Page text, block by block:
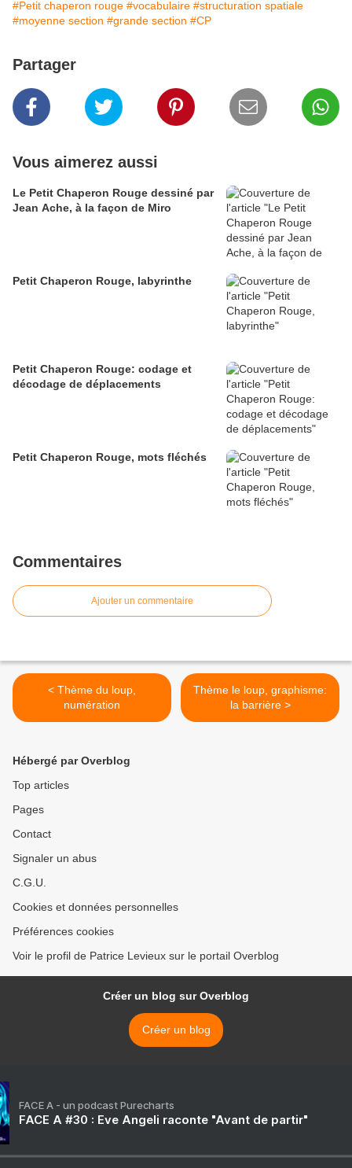
#Petit chaperon rouge #vocabulaire #structuration spatiale
#moyenne section #grande section #CP
Partager
Vous aimerez aussi
Le Petit Chaperon Rouge dessiné par
Jean Ache, à la façon de Miro
Petit Chaperon Rouge, labyrinthe
Petit Chaperon Rouge: codage et
décodage de déplacements
Petit Chaperon Rouge, mots fléchés
Commentaires
Ajouter un commentaire
< Thème du loup,
numération
Thème le loup, graphisme:
la barrière >
Hébergé par Overblog
Top articles
Pages
Contact
Signaler un abus
C.G.U.
Cookies et données personnelles
Préférences cookies
Voir le profil de Patrice Levieux sur le portail Overblog
Créer un blog sur Overblog
Créer un blog
FACE A - un podcast Purecharts
FACE A #30 : Eve Angeli raconte "Avant de partir"